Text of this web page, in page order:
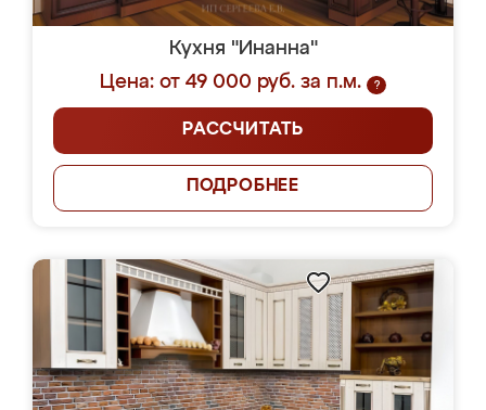
Кухня "Инанна"
Цена: от 49 000 руб. за п.м.
?
РАССЧИТАТЬ
ПОДРОБНЕЕ